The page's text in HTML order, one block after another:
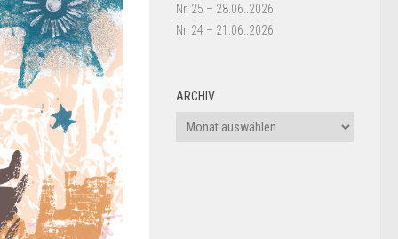
Nr. 25 – 28.06..2026
Nr. 24 – 21.06..2026
ARCHIV
Archiv